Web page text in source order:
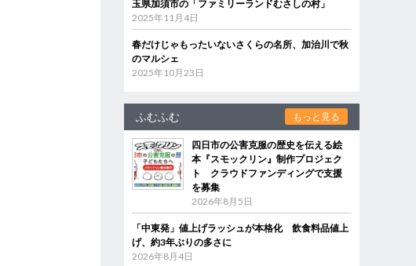
玉県加須市の「ファミリーランドむさしの村」
2025年11月4日
春だけじゃもったいないさくらの名所、加治川で秋
のマルシェ
2025年10月23日
ふむふむ もっと見る
四日市の公害克服の歴史を伝える絵
本『スモックリン』制作プロジェク
ト クラウドファンディングで支援
を募集
2026年8月5日
「中東発」値上げラッシュが本格化 飲食料品値上
げ、約3年ぶりの多さに
2026年8月4日